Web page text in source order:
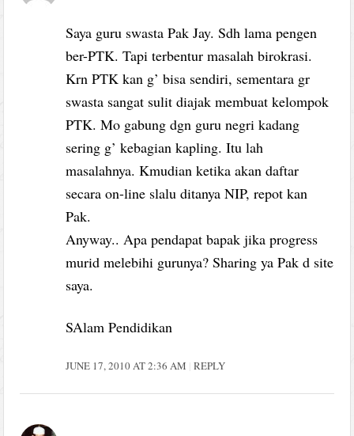
Saya guru swasta Pak Jay. Sdh lama pengen
ber-PTK. Tapi terbentur masalah birokrasi.
Krn PTK kan g’ bisa sendiri, sementara gr
swasta sangat sulit diajak membuat kelompok
PTK. Mo gabung dgn guru negri kadang
sering g’ kebagian kapling. Itu lah
masalahnya. Kmudian ketika akan daftar
secara on-line slalu ditanya NIP, repot kan
Pak.
Anyway.. Apa pendapat bapak jika progress
murid melebihi gurunya? Sharing ya Pak d site
saya.
SAlam Pendidikan
JUNE 17, 2010 AT 2:36 AM REPLY